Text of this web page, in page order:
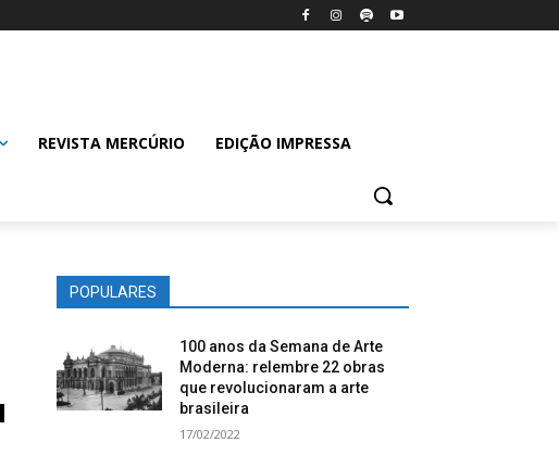
REVISTA MERCÚRIO EDIÇÃO IMPRESSA
POPULARES
100 anos da Semana de Arte
Moderna: relembre 22 obras
que revolucionaram a arte
brasileira
17/02/2022